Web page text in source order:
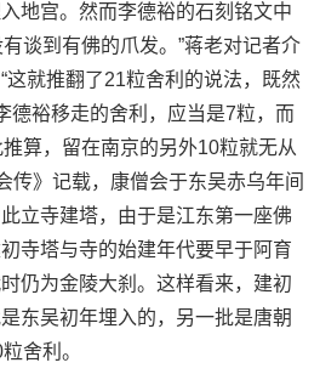
地宫。然而李德裕的石刻铭文中
谈到有佛的爪发。”蒋老对记者介
这就推翻了21粒舍利的说法，既然
德裕移走的舍利，应当是7粒，而
算，留在南京的另外10粒就无从
传》记载，康僧会于东吴赤乌年间
立寺建塔，由于是江东第一座佛
寺塔与寺的始建年代要早于阿育
仍为金陵大刹。这样看来，建初
东吴初年埋入的，另一批是唐朝
舍利。